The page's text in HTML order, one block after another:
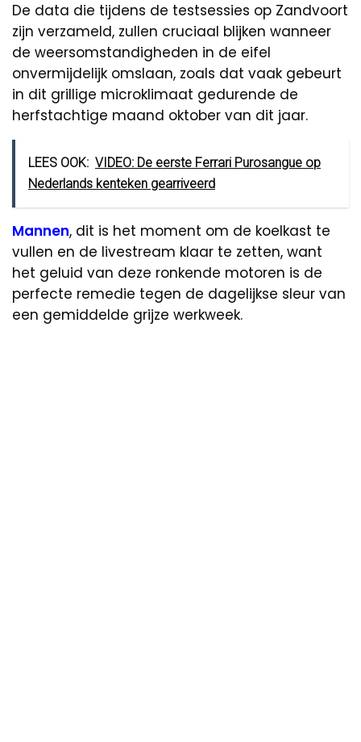
De data die tijdens de testsessies op Zandvoort
zijn verzameld, zullen cruciaal blijken wanneer
de weersomstandigheden in de eifel
onvermijdelijk omslaan, zoals dat vaak gebeurt
in dit grillige microklimaat gedurende de
herfstachtige maand oktober van dit jaar.
LEES OOK: VIDEO: De eerste Ferrari Purosangue op
Nederlands kenteken gearriveerd
Mannen, dit is het moment om de koelkast te
vullen en de livestream klaar te zetten, want
het geluid van deze ronkende motoren is de
perfecte remedie tegen de dagelijkse sleur van
een gemiddelde grijze werkweek.